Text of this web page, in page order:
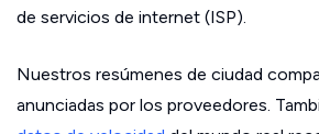
de servicios de internet (ISP).
Nuestros resúmenes de ciudad
anunciadas por los proveedores.